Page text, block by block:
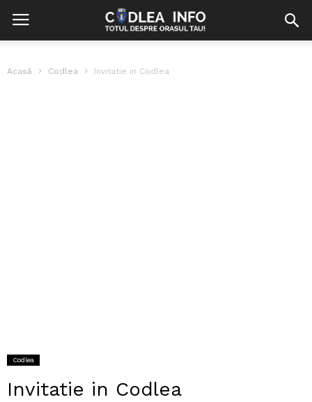
Acasă Codlea Invitatie in Codlea
Codlea
Invitatie in Codlea